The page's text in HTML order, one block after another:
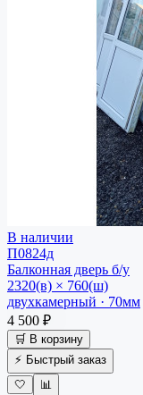
В наличии
П0824д
Балконная дверь б/у
2320(в) × 760(ш)
двухкамерный · 70мм
4 500 ₽
🛒 В корзину
⚡ Быстрый заказ
🤍
📊